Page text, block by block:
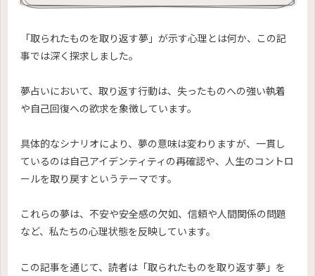
「取られたものを取り返す夢」が示す心理とは何か、この記
事では深く探求しました。
夢占いにおいて、取り返す行動は、失ったものへの強い執着
や自己回復への欲求を象徴しています。
具体的なシナリオにより、夢の意味は変わりますが、一貫し
ているのは自己アイデンティティの再確認や、人生のコントロ
ールを取り戻すというテーマです。
これらの夢は、不安や安全感の欠如、信頼や人間関係の問題
など、私たちの心理状態を反映しています。
この記事を通じて、読者は「取られたものを取り返す夢」を